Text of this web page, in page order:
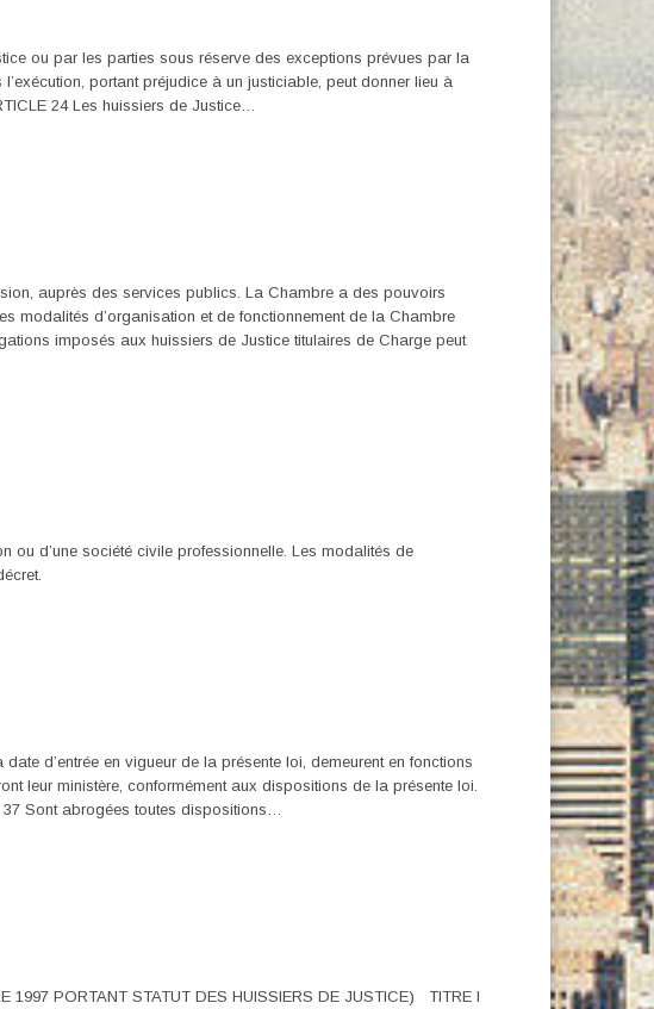
ou par les parties sous réserve des exceptions prévues par la
portant préjudice à un justiciable, peut donner lieu à
24 Les huissiers de Justice…
auprès des services publics. La Chambre a des pouvoirs
modalités d’organisation et de fonctionnement de la Chambre
imposés aux huissiers de Justice titulaires de Charge peut
ou d’une société civile professionnelle. Les modalités de
d’entrée en vigueur de la présente loi, demeurent en fonctions
leur ministère, conformément aux dispositions de la présente loi.
Sont abrogées toutes dispositions…
1997 PORTANT STATUT DES HUISSIERS DE JUSTICE) TITRE I